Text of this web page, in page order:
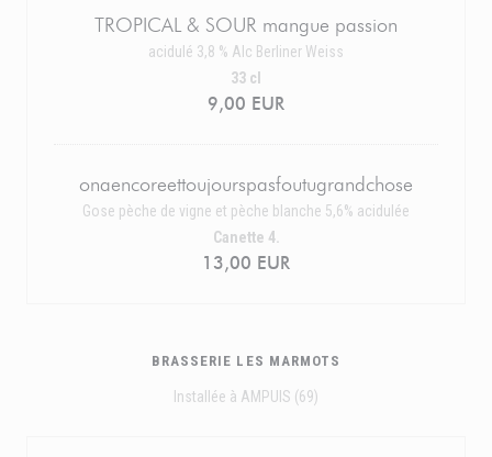
TROPICAL & SOUR mangue passion
acidulé 3,8 % Alc Berliner Weiss
9,00 EUR
33 cl
onaencoreettoujourspasfoutugrandchose
Gose pèche de vigne et pèche blanche 5,6% acidulée
13,00 EUR
Canette 4.
BRASSERIE LES MARMOTS
Installée à AMPUIS (69)